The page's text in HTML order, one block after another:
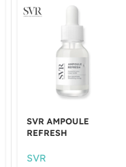
SVR AMPOULE
REFRESH
SVR